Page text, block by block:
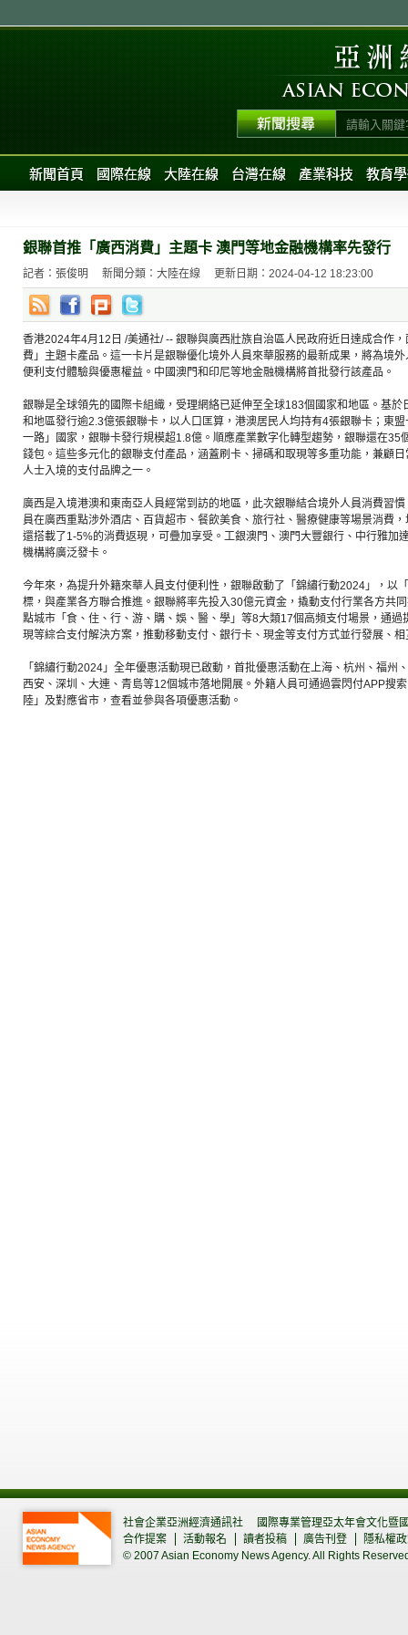
新聞首頁 國際在線 大陸在線 台灣在線 產業科技 教育
銀聯首推「廣西消費」主題卡 澳門等地金融機構率先發行
記者：張俊明 新聞分類：大陸在線 更新日期：2024-04-12 18:23:00
香港2024年4月12日 /美通社/ -- 銀聯與廣西壯族自治區人民政府近日達成合作
費」主題卡產品。這一卡片是銀聯優化境外人員來華服務的最新成果，將為境
便利支付體驗與優惠權益。中國澳門和印尼等地金融機構將首批發行該產品。
銀聯是全球領先的國際卡組織，受理網絡已延伸至全球183個國家和地區。基
和地區發行逾2.3億張銀聯卡，以人口匡算，港澳居民人均持有4張銀聯卡；東
一路」國家，銀聯卡發行規模超1.8億。順應產業數字化轉型趨勢，銀聯還在35
錢包。這些多元化的銀聯支付產品，涵蓋刷卡、掃碼和取現等多重功能，兼顧
人士入境的支付品牌之一。
廣西是入境港澳和東南亞人員經常到訪的地區，此次銀聯結合境外人員消費習
員在廣西重點涉外酒店、百貨超市、餐飲美食、旅行社、醫療健康等場景消費
還搭載了1-5%的消費返現，可疊加享受。工銀澳門、澳門大豐銀行、中行雅加
機構將廣泛發卡。
今年來，為提升外籍來華人員支付便利性，銀聯啟動了「錦繡行動2024」，以
標，與產業各方聯合推進。銀聯將率先投入30億元資金，撬動支付行業各方共
點城市「食、住、行、游、購、娛、醫、學」等8大類17個高頻支付場景，通過
現等綜合支付解決方案，推動移動支付、銀行卡、現金等支付方式並行發展、相
「錦繡行動2024」全年優惠活動現已啟動，首批優惠活動在上海、杭州、福州
西安、深圳、大連、青島等12個城市落地開展。外籍人員可通過雲閃付APP搜
陸」及對應省市，查看並參與各項優惠活動。
社會企業亞洲經濟通訊社
國際專業管理亞太年會文化暨
合作提案
活動報名 讀者投稿 廣告刊登
隱私權
© 2007 Asian Economy News Agency. All Rights